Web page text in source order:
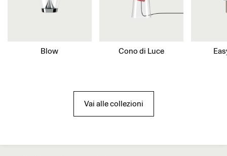
Blow Cono di Luce
Vai alle collezioni